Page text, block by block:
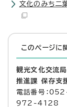
文化のみち二
このページに
観光文化交流
推進課 保存支
電話番号：
972-4128